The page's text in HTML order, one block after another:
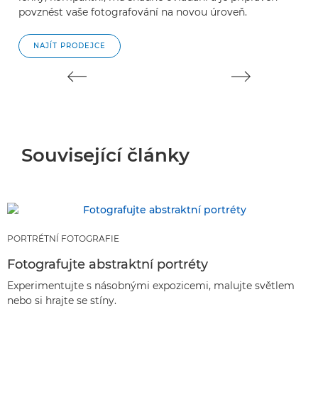
povznést vaše fotografování na novou úroveň.
NAJÍT PRODEJCE
Související články
PORTRÉTNÍ FOTOGRAFIE
Fotografujte abstraktní portréty
Experimentujte s násobnými expozicemi, malujte světlem
nebo si hrajte se stíny.